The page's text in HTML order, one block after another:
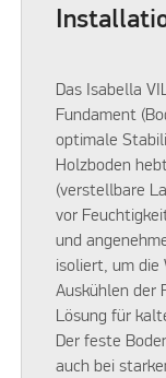
Das Isabella
Fundament
optimale
Holzboden
(verstellbare
vor
und
isoliert, um die
Auskühlen der
Lösung für
Der feste
auch bei